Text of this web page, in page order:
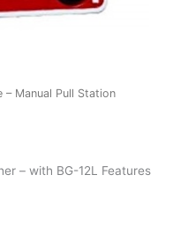
– Manual Pull Station
– with BG-12L Features